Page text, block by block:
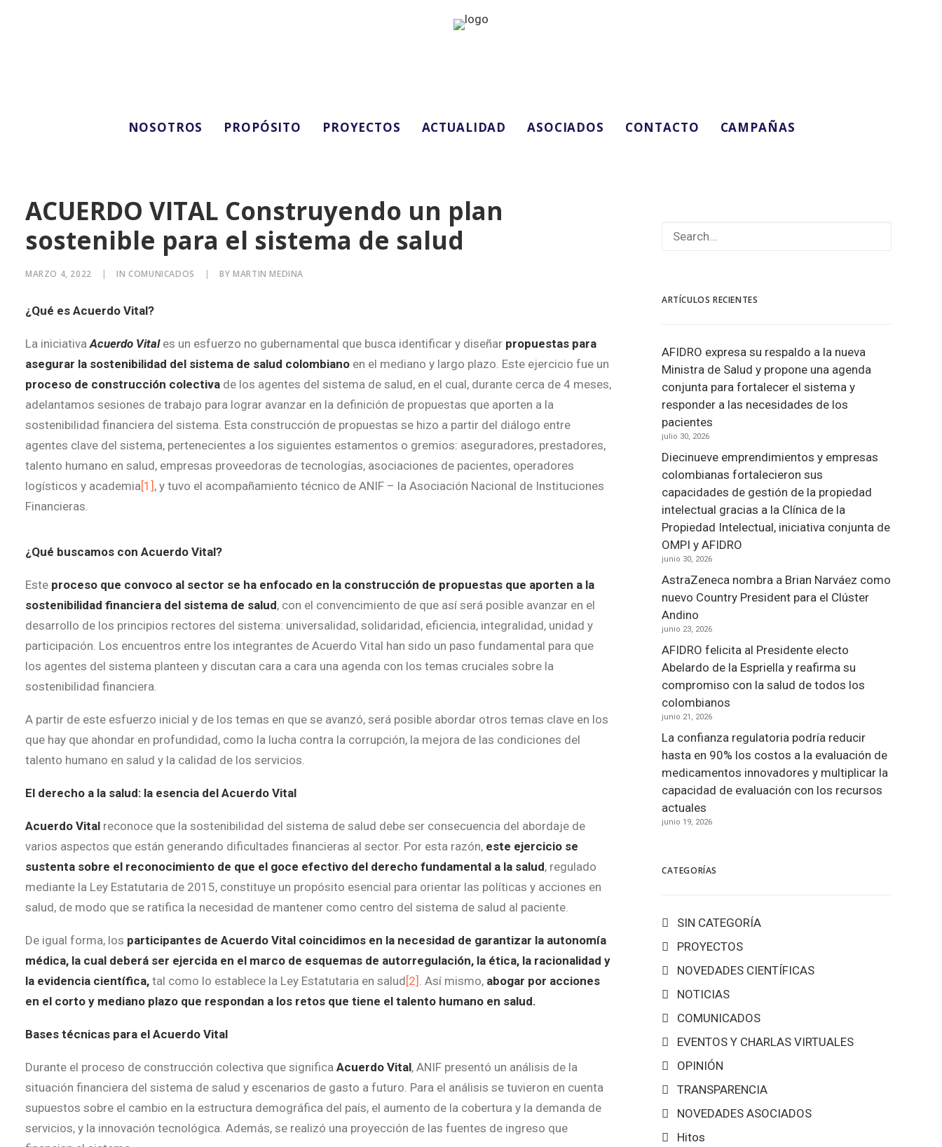
NOSOTROS PROPÓSITO PROYECTOS ACTUALIDAD ASOCIADOS CONTACTO CAMPAÑAS
ACUERDO VITAL Construyendo un plan
sostenible para el sistema de salud
MARZO 4, 2022 | INCOMUNICADOS | BYMARTIN MEDINA
¿Qué es Acuerdo Vital?
La iniciativaAcuerdo Vital es un esfuerzo no gubernamental que busca identificar y diseñar propuestas para
asegurar la sostenibilidad del sistema de salud colombiano en el mediano y largo plazo. Este ejercicio fue un
proceso de construcción colectiva de los agentes del sistema de salud, en el cual, durante cerca de 4 meses,
adelantamos sesiones de trabajo para lograr avanzar en la definición de propuestas que aporten a la
sostenibilidad financiera del sistema. Esta construcción de propuestas se hizo a partir del diálogo entre
agentes clave del sistema, pertenecientes a los siguientes estamentos o gremios: aseguradores, prestadores,
talento humano en salud, empresas proveedoras de tecnologías, asociaciones de pacientes, operadores
logísticos y academia[1] , y tuvo el acompañamiento técnico de ANIF – la Asociación Nacional de Instituciones
Financieras.
¿Qué buscamos con Acuerdo Vital?
Este proceso que convoco al sector se ha enfocado en la construcción de propuestas que aporten a la
sostenibilidad financiera del sistema de salud, con el convencimiento de que así será posible avanzar en el
desarrollo de los principios rectores del sistema: universalidad, solidaridad, eficiencia, integralidad, unidad y
participación. Los encuentros entre los integrantes de Acuerdo Vital han sido un paso fundamental para que
los agentes del sistema planteen y discutan cara a cara una agenda con los temas cruciales sobre la
sostenibilidad financiera.
A partir de este esfuerzo inicial y de los temas en que se avanzó, será posible abordar otros temas clave en los
que hay que ahondar en profundidad, como la lucha contra la corrupción, la mejora de las condiciones del
talento humano en salud y la calidad de los servicios.
El derecho a la salud: la esencia del Acuerdo Vital
Acuerdo Vital reconoce que la sostenibilidad del sistema de salud debe ser consecuencia del abordaje de
varios aspectos que están generando dificultades financieras al sector. Por esta razón, este ejercicio se
sustenta sobre el reconocimiento de que el goce efectivo del derecho fundamental a la salud, regulado
mediante la Ley Estatutaria de 2015, constituye un propósito esencial para orientar las políticas y acciones en
salud, de modo que se ratifica la necesidad de mantener como centro del sistema de salud al paciente.
De igual forma, los participantes de Acuerdo Vital coincidimos en la necesidad de garantizar la autonomía
médica, la cual deberá ser ejercida en el marco de esquemas de autorregulación, la ética, la racionalidad y
la evidencia científica, tal como lo establece la Ley Estatutaria en salud [2] . Así mismo, abogar por acciones
en el corto y mediano plazo que respondan a los retos que tiene el talento humano en salud.
Bases técnicas para el Acuerdo Vital
Durante el proceso de construcción colectiva que significa Acuerdo Vital, ANIF presentó un análisis de la
situación financiera del sistema de salud y escenarios de gasto a futuro. Para el análisis se tuvieron en cuenta
supuestos sobre el cambio en la estructura demográfica del país, el aumento de la cobertura y la demanda de
servicios, y la innovación tecnológica. Además, se realizó una proyección de las fuentes de ingreso que
ARTÍCULOS RECIENTES
AFIDRO expresa su respaldo a la nueva
Ministra de Salud y propone una agenda
conjunta para fortalecer el sistema y
responder a las necesidades de los
pacientes
julio 30, 2026
Diecinueve emprendimientos y empresas
colombianas fortalecieron sus
capacidades de gestión de la propiedad
intelectual gracias a la Clínica de la
Propiedad Intelectual, iniciativa conjunta de
OMPI y AFIDRO
junio 30, 2026
AstraZeneca nombra a Brian Narváez como
nuevo Country President para el Clúster
Andino
junio 23, 2026
AFIDRO felicita al Presidente electo
Abelardo de la Espriella y reafirma su
compromiso con la salud de todos los
colombianos
junio 21, 2026
La confianza regulatoria podría reducir
hasta en 90% los costos a la evaluación de
medicamentos innovadores y multiplicar la
capacidad de evaluación con los recursos
actuales
junio 19, 2026
CATEGORÍAS
SIN CATEGORÍA
PROYECTOS
NOVEDADES CIENTÍFICAS
NOTICIAS
COMUNICADOS
EVENTOS Y CHARLAS VIRTUALES
OPINIÓN
TRANSPARENCIA
NOVEDADES ASOCIADOS
Hitos